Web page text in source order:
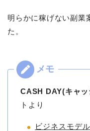
明らかに稼げない副業
た。
CASH DAY(キャッ
トより
ビジネスモデ